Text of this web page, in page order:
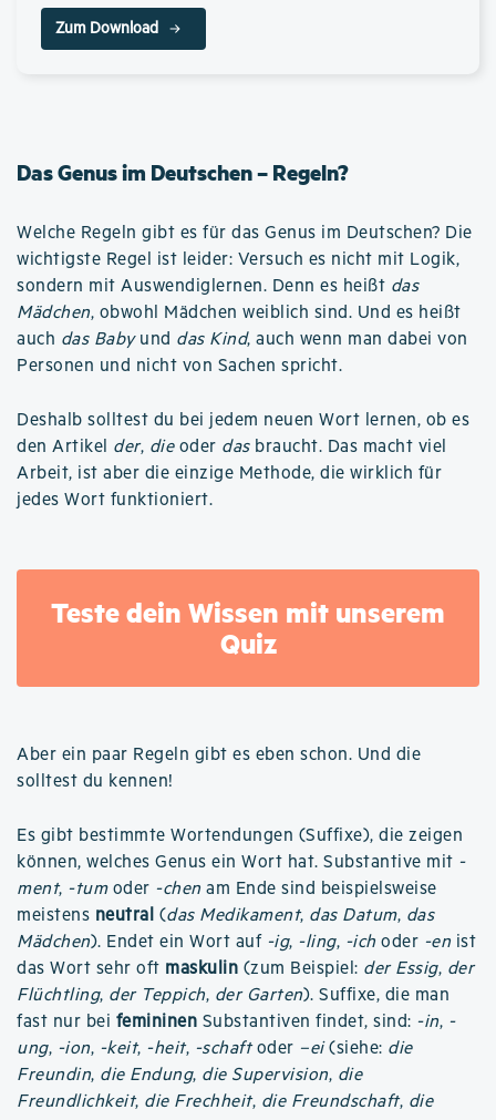
Zum Download
Das Genus im Deutschen – Regeln?
Welche Regeln gibt es für das Genus im Deutschen? Die
wichtigste Regel ist leider: Versuch es nicht mit Logik,
sondern mit Auswendiglernen. Denn es heißt das
Mädchen, obwohl Mädchen weiblich sind. Und es heißt
auch das Babyund das Kind, auch wenn man dabei von
Personen und nicht von Sachen spricht.
Deshalb solltest du bei jedem neuen Wort lernen, ob es
den Artikel der, dieoder dasbraucht. Das macht viel
Arbeit, ist aber die einzige Methode, die wirklich für
jedes Wort funktioniert.
Teste dein Wissen mit unserem
Quiz
Aber ein paar Regeln gibt es eben schon. Und die
solltest du kennen!
Es gibt bestimmte Wortendungen (Suffixe), die zeigen
können, welches Genus ein Wort hat. Substantive mit -
ment, -tumoder -chen am Ende sind beispielsweise
meistens neutral (das Medikament, das Datum, das
Mädchen). Endet ein Wort auf -ig, -ling, -ich oder -en ist
das Wort sehr oft maskulin (zum Beispiel: der Essig, der
Flüchtling, der Teppich, der Garten). Suffixe, die man
fast nur bei femininen Substantiven findet, sind: -in, -
ung, -ion, -keit, -heit, -schaftoder –ei(siehe: die
Freundin, die Endung, die Supervision, die
Freundlichkeit, die Frechheit, die Freundschaft, die